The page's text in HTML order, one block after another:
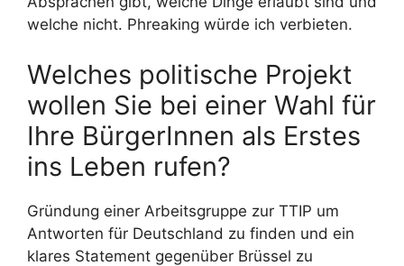
welche nicht. Phreaking würde ich verbieten.
Welches politische Projekt
wollen Sie bei einer Wahl für
Ihre BürgerInnen als Erstes
ins Leben rufen?
Gründung einer Arbeitsgruppe zur TTIP um
Antworten für Deutschland zu finden und ein
klares Statement gegenüber Brüssel zu